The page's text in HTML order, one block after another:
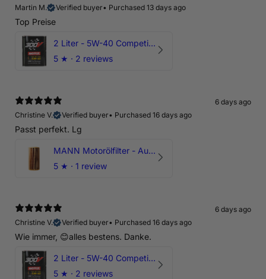
Martin M.
Verified buyer• Purchased 13 days ago
Top Preise
2 Liter - 5W-40 Competition 300V Motul Motoröl
5 ★ · 2 reviews
6 days ago
Christine V.
Verified buyer• Purchased 16 days ago
Passt perfekt. Lg
MANN Motorölfilter - Audi RS3 TTRS RSQ3 VZ5 - DAZ DNW
5 ★ · 1 review
6 days ago
Christine V.
Verified buyer• Purchased 16 days ago
Wie immer, 😊alles bestens. Danke.
2 Liter - 5W-40 Competition 300V Motul Motoröl
5 ★ · 2 reviews